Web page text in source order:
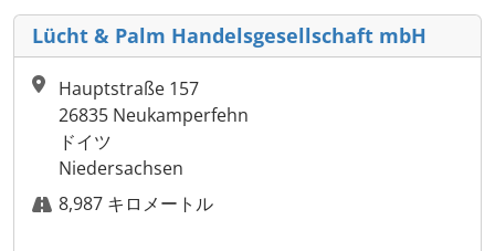
Lücht & Palm Handelsgesellschaft mbH
Hauptstraße 157
26835 Neukamperfehn
ドイツ
Niedersachsen
8,987 キロメートル